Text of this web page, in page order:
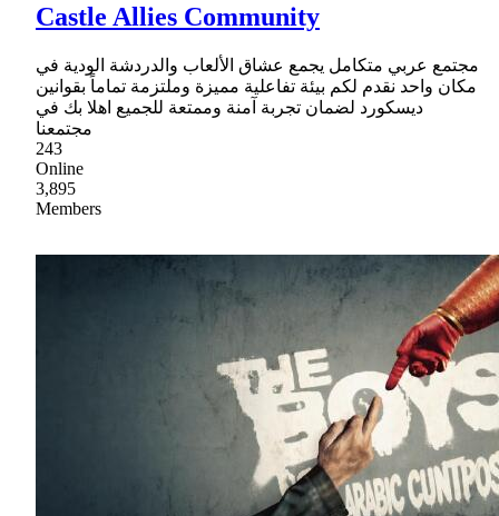
Castle Allies Community
مجتمع عربي متكامل يجمع عشاق الألعاب والدردشة الودية في
مكان واحد نقدم لكم بيئة تفاعلية مميزة وملتزمة تماماً بقوانين
ديسكورد لضمان تجربة آمنة وممتعة للجميع اهلا بك في
مجتمعنا
243
Online
3,895
Members